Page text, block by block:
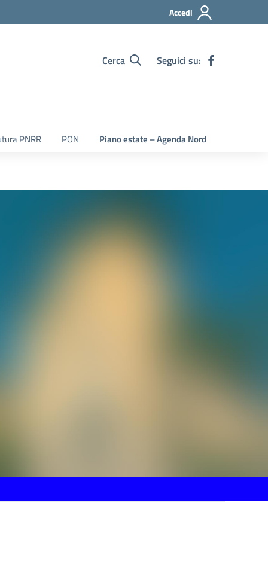
Accedi
Cerca Seguici su:
PNRR PON Piano estate – Agenda Nord